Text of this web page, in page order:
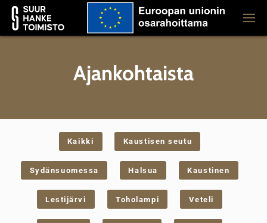
Ajankohtaista
Kaikki Kaustisen seutu
Sydänsuomessa Halsua Kaustinen
Lestijärvi Toholampi Veteli